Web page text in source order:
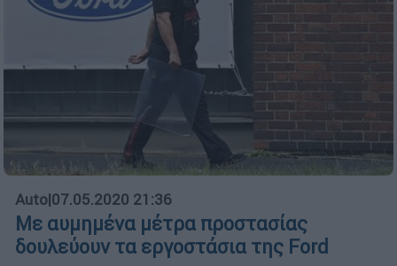
Auto|07.05.2020 21:36
Με αυμημένα μέτρα προστασίας
δουλεύουν τα εργοστάσια της Ford